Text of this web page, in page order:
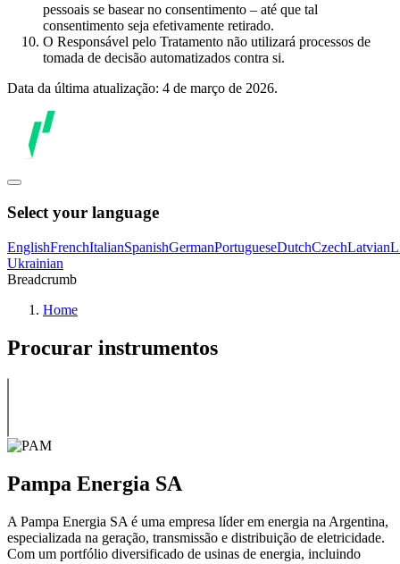
pessoais se basear no consentimento – até que tal
consentimento seja efetivamente retirado.
O Responsável pelo Tratamento não utilizará processos de
tomada de decisão automatizados contra si.
Data da última atualização: 4 de março de 2026.
Select your language
EnglishFrenchItalianSpanishGermanPortugueseDutchCzechLatvian
Ukrainian
Breadcrumb
Home
Procurar instrumentos
Pampa Energia SA
A Pampa Energia SA é uma empresa líder em energia na Argentina,
especializada na geração, transmissão e distribuição de eletricidade.
Com um portfólio diversificado de usinas de energia, incluindo